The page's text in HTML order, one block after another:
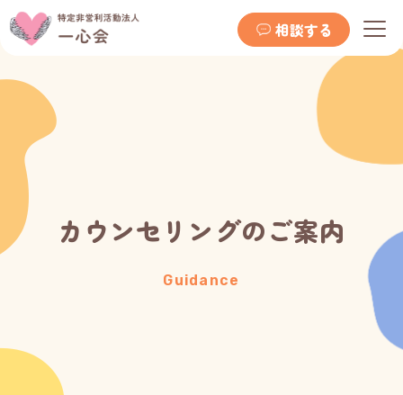
相談する
カウンセリングのご案内
Guidance